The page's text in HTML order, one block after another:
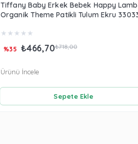
Tiffany Baby Erkek Bebek Happy
Organik Theme Patikli Tulum Ekru
★ ★ ★ ★ ★
₺466,70₺718,00
%35
Sepete Ekle
Ürünü İncele